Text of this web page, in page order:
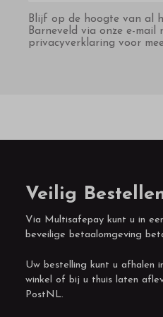
Blijf op de hoogte van al
Barneveld via onze e-mail
privacyverklaring voor
Veilig
Via Multisafepay kunt u in
beveilige betaalomgeving
Uw bestelling kunt u afhalen
winkel of bij u thuis laten
PostNL.